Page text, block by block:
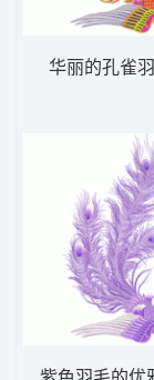
华丽的孔雀